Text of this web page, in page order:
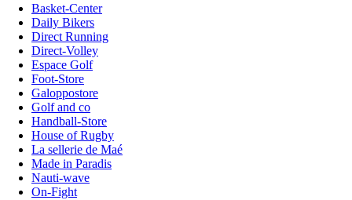
Basket-Center
Daily Bikers
Direct Running
Direct-Volley
Espace Golf
Foot-Store
Galoppostore
Golf and co
Handball-Store
House of Rugby
La sellerie de Maé
Made in Paradis
Nauti-wave
On-Fight